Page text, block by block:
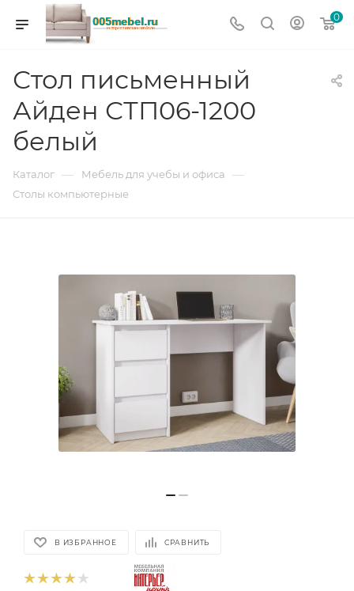
0
Стол письменный
Айден СТП06-1200
белый
Каталог — Мебель для учебы и офиса —
Столы компьютерные
В ИЗБРАННОЕ СРАВНИТЬ